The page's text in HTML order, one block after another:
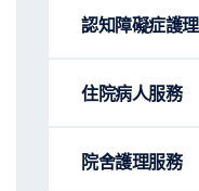
認知障礙症護理
住院病人服務
院舍護理服務